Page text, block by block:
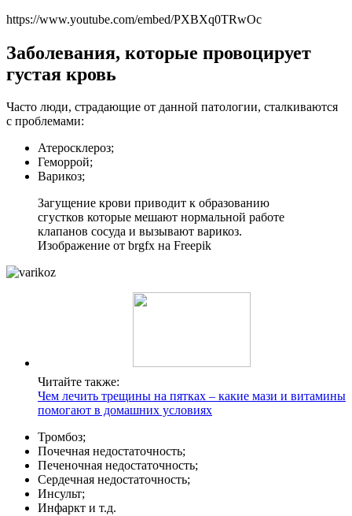
https://www.youtube.com/embed/PXBXq0TRwOc
Заболевания, которые провоцирует
густая кровь
Часто люди, страдающие от данной патологии, сталкиваются
с проблемами:
Атеросклероз;
Геморрой;
Варикоз;
Загущение крови приводит к образованию
сгустков которые мешают нормальной работе
клапанов сосуда и вызывают варикоз.
Изображение от brgfx на Freepik
Читайте также:
Чем лечить трещины на пятках – какие мази и витамины
помогают в домашних условиях
Тромбоз;
Почечная недостаточность;
Печеночная недостаточность;
Сердечная недостаточность;
Инсульт;
Инфаркт и т.д.